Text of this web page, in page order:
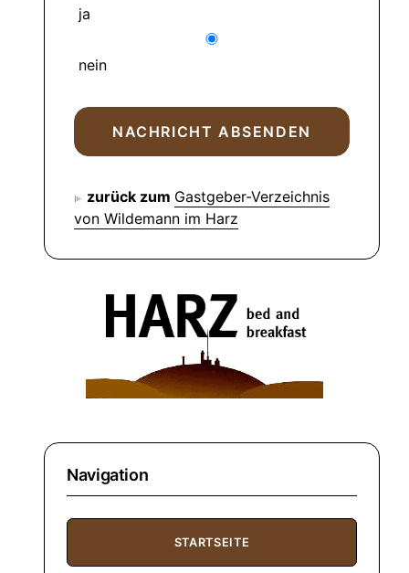
ja
nein
zurück zum Gastgeber-Verzeichnis
von Wildemann im Harz
Navigation
STARTSEITE